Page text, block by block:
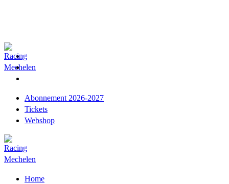
Abonnement 2026-2027
Tickets
Webshop
Home